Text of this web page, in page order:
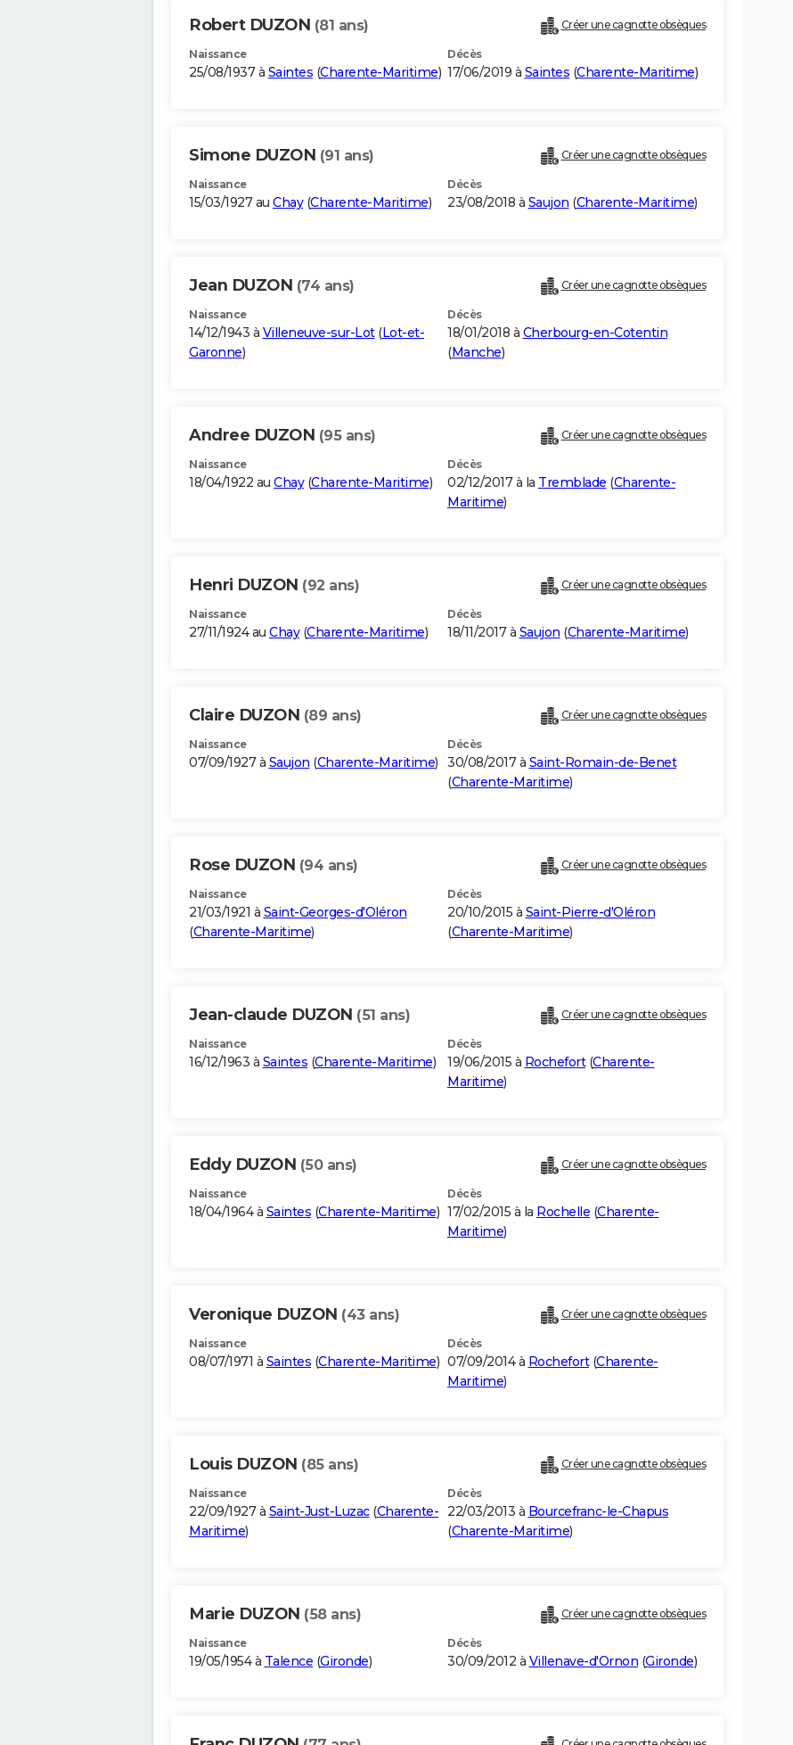
Robert DUZON (81 ans) Créer une cagnotte obsèques
Naissance
25/08/1937 à Saintes (Charente-Maritime)
Décès
17/06/2019 à Saintes (Charente-Maritime)
Simone DUZON (91 ans) Créer une cagnotte obsèques
Naissance
15/03/1927 au Chay(Charente-Maritime)
Décès
23/08/2018 à Saujon (Charente-Maritime)
Jean DUZON (74 ans) Créer une cagnotte obsèques
Naissance
14/12/1943 à Villeneuve-sur-Lot(Lot-et-
Garonne)
Décès
18/01/2018 à Cherbourg-en-Cotentin
(Manche)
Andree DUZON (95 ans) Créer une cagnotte obsèques
Naissance
18/04/1922 au Chay(Charente-Maritime)
Décès
02/12/2017 à la Tremblade (Charente-
Maritime)
Henri DUZON (92 ans) Créer une cagnotte obsèques
Naissance
27/11/1924 au Chay(Charente-Maritime)
Décès
18/11/2017 à Saujon (Charente-Maritime)
Claire DUZON (89 ans) Créer une cagnotte obsèques
Naissance
07/09/1927 à Saujon (Charente-Maritime)
Décès
30/08/2017 à Saint-Romain-de-Benet
(Charente-Maritime)
Rose DUZON (94 ans) Créer une cagnotte obsèques
Naissance
21/03/1921 à Saint-Georges-d'Oléron
(Charente-Maritime)
Décès
20/10/2015 à Saint-Pierre-d'Oléron
(Charente-Maritime)
Jean-claude DUZON (51 ans) Créer une cagnotte obsèques
Naissance
16/12/1963 à Saintes (Charente-Maritime)
Décès
19/06/2015 à Rochefort(Charente-
Maritime)
Eddy DUZON (50 ans) Créer une cagnotte obsèques
Naissance
18/04/1964 à Saintes (Charente-Maritime)
Décès
17/02/2015 à la Rochelle (Charente-
Maritime)
Veronique DUZON (43 ans) Créer une cagnotte obsèques
Naissance
08/07/1971 à Saintes (Charente-Maritime)
Décès
07/09/2014 à Rochefort(Charente-
Maritime)
Louis DUZON (85 ans) Créer une cagnotte obsèques
Naissance
22/09/1927 à Saint-Just-Luzac(Charente-
Maritime)
Décès
22/03/2013 à Bourcefranc-le-Chapus
(Charente-Maritime)
Marie DUZON (58 ans) Créer une cagnotte obsèques
Naissance
19/05/1954 à Talence (Gironde)
Décès
30/09/2012 à Villenave-d'Ornon (Gironde)